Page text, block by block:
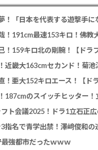
！「日本を代表する遊撃手に
！191cm最速153キロ！佛教
！159キロ北の剛腕！【ドラ
近畿大163cmセカンド！菊
！亜大152キロエース！【ド
フト会議2025！ドラ1立石正
指名で青学出禁！澤﨑俊和
最強都市だったｗｗｗ